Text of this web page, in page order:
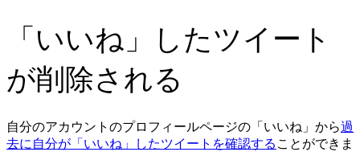
「いいね」したツイート
が削除される
自分のアカウントのプロフィールページの「いいね」から過
去に自分が「いいね」したツイートを確認する ことができま